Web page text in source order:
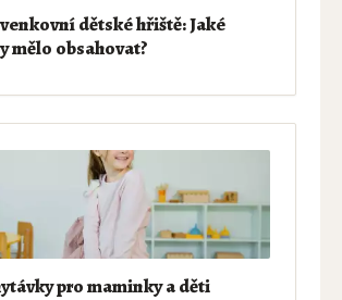
dětské hřiště: Jaké
mělo obsahovat?
pro maminky a děti